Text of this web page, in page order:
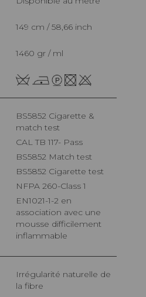
149 cm / 58,66 inch
1460 gr / ml
BS5852 Cigarette &
match test
CAL TB 117- Pass
BS5852 Match test
BS5852 Cigarette test
NFPA 260-Class 1
EN1021-1-2 en
association avec une
mousse difficilement
inflammable
Irrégularité naturelle de
la fibre